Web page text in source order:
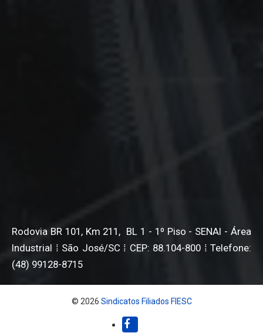
Rodovia BR 101, Km 211, BL 1 - 1º Piso - SENAI - Área
Industrial ⁞ São José/SC ⁞ CEP: 88.104-800 ⁞ Telefone:
(48) 99128-8715
© 2026 Sindicatos Filiados FIESC